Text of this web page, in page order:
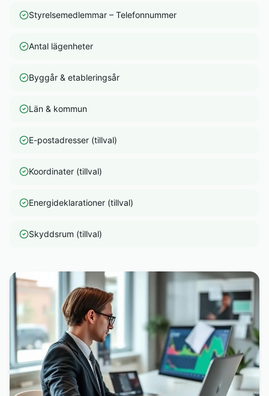
Styrelsemedlemmar – Telefonnummer
Antal lägenheter
Byggår & etableringsår
Län & kommun
E-postadresser (tillval)
Koordinater (tillval)
Energideklarationer (tillval)
Skyddsrum (tillval)